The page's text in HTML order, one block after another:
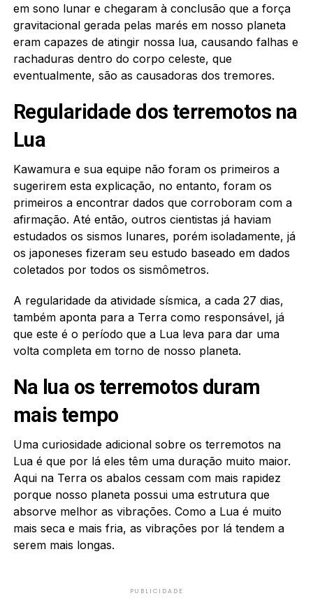
em sono lunar e chegaram à conclusão que a força
gravitacional gerada pelas marés em nosso planeta
eram capazes de atingir nossa lua, causando falhas e
rachaduras dentro do corpo celeste, que
eventualmente, são as causadoras dos tremores.
Regularidade dos terremotos na
Lua
Kawamura e sua equipe não foram os primeiros a
sugerirem esta explicação, no entanto, foram os
primeiros a encontrar dados que corroboram com a
afirmação. Até então, outros cientistas já haviam
estudados os sismos lunares, porém isoladamente, já
os japoneses fizeram seu estudo baseado em dados
coletados por todos os sismômetros.
A regularidade da atividade sísmica, a cada 27 dias,
também aponta para a Terra como responsável, já
que este é o período que a Lua leva para dar uma
volta completa em torno de nosso planeta.
Na lua os terremotos duram
mais tempo
Uma curiosidade adicional sobre os terremotos na
Lua é que por lá eles têm uma duração muito maior.
Aqui na Terra os abalos cessam com mais rapidez
porque nosso planeta possui uma estrutura que
absorve melhor as vibrações. Como a Lua é muito
mais seca e mais fria, as vibrações por lá tendem a
serem mais longas.
PUBLICIDADE